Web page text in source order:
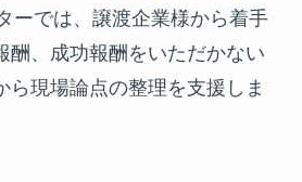
ーでは、譲渡企業様から着手
酬、成功報酬をいただかない
ら現場論点の整理を支援しま